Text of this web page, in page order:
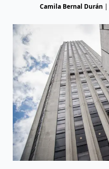
Camila Bernal Durán |